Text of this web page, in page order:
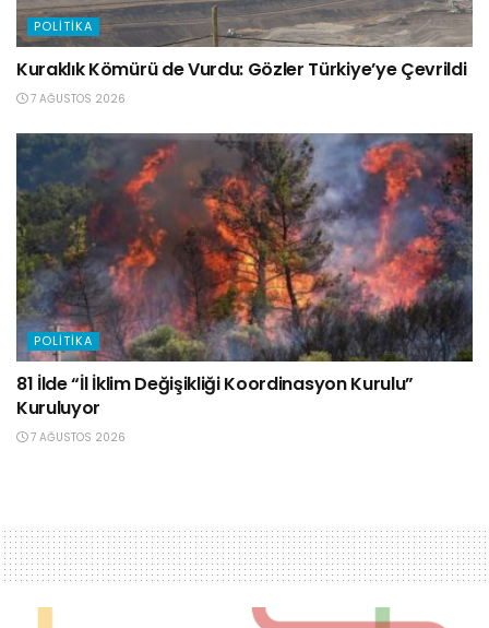
POLITIKA
Kuraklık Kömürü de Vurdu: Gözler Türkiye’ye Çevrildi
7 AĞUSTOS 2026
POLITIKA
81 İlde “İl İklim Değişikliği Koordinasyon Kurulu”
Kuruluyor
7 AĞUSTOS 2026